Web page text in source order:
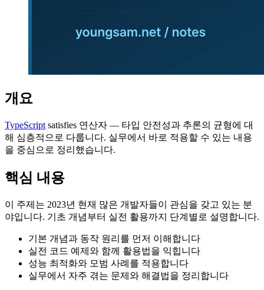
개요
TypeScript satisfies 연산자 — 타입 안전성과 추론의 균형에 대
해 심층적으로 다룹니다. 실무에서 바로 적용할 수 있는 내용
을 중심으로 정리했습니다.
핵심 내용
이 주제는 2023년 현재 많은 개발자들이 관심을 갖고 있는 분
야입니다. 기초 개념부터 실전 활용까지 단계별로 설명합니다.
기본 개념과 동작 원리를 먼저 이해합니다
실전 코드 예제와 함께 활용법을 익힙니다
성능 최적화와 모범 사례를 적용합니다
실무에서 자주 겪는 문제와 해결법을 정리합니다